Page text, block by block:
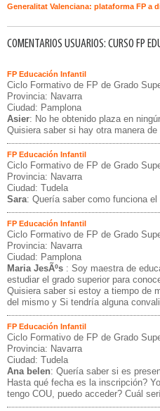
Generalitat Valenciana: plataforma FP a
COMENTARIOS USUARIOS: CURSO FP
FP Educación Infantil
Ciclo Formativo de FP de Grado
Provincia: Navarra
Ciudad: Pamplona
Asier: No he obtenido plaza en
Quisiera saber si hay otra manera
FP Educación Infantil
Ciclo Formativo de FP de Grado
Provincia: Navarra
Ciudad: Tudela
Sara: Quería saber como funciona
FP Educación Infantil
Ciclo Formativo de FP de Grado
Provincia: Navarra
Ciudad: Pamplona
Maria JesÃºs : Soy maestra de
estudiar el grado superior para
Quisiera saber si estoy a tiempo de
del mismo y Si tendría alguna
FP Educación Infantil
Ciclo Formativo de FP de Grado
Provincia: Navarra
Ciudad: Tudela
Ana belen: Quería saber si es
Hasta qué fecha es la inscripción?
tengo COU, puedo acceder? Cuál